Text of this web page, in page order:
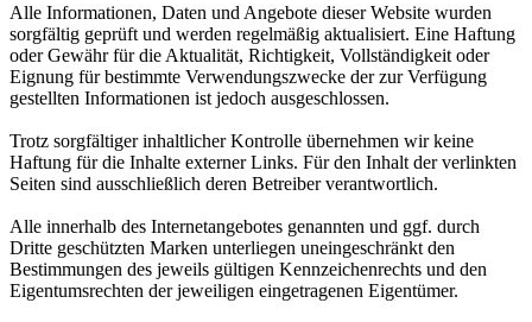
Alle Informationen, Daten und Angebote dieser Website wurden
sorgfältig geprüft und werden regelmäßig aktualisiert. Eine Haftung
oder Gewähr für die Aktualität, Richtigkeit, Vollständigkeit oder
Eignung für bestimmte Verwendungszwecke der zur Verfügung
gestellten Informationen ist jedoch ausgeschlossen.
Trotz sorgfältiger inhaltlicher Kontrolle übernehmen wir keine
Haftung für die Inhalte externer Links. Für den Inhalt der verlinkten
Seiten sind ausschließlich deren Betreiber verantwortlich.
Alle innerhalb des Internetangebotes genannten und ggf. durch
Dritte geschützten Marken unterliegen uneingeschränkt den
Bestimmungen des jeweils gültigen Kennzeichenrechts und den
Eigentumsrechten der jeweiligen eingetragenen Eigentümer.